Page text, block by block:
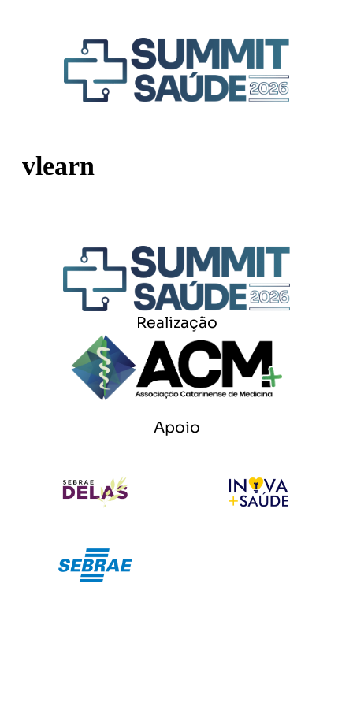
vlearn
Realização
Apoio